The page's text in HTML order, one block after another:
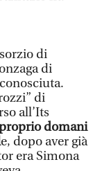
di
di
di
all’Its
domani
e, dopo aver già
era Simona